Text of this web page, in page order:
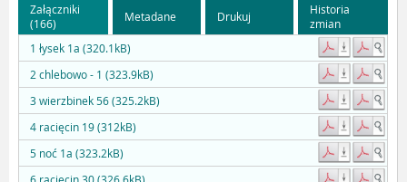
Załączniki
(166)
Metadane Drukuj
Historia
zmian
1 łysek 1a (320.1kB)
2 chlebowo - 1 (323.9kB)
3 wierzbinek 56 (325.2kB)
4 racięcin 19 (312kB)
5 noć 1a (323.2kB)